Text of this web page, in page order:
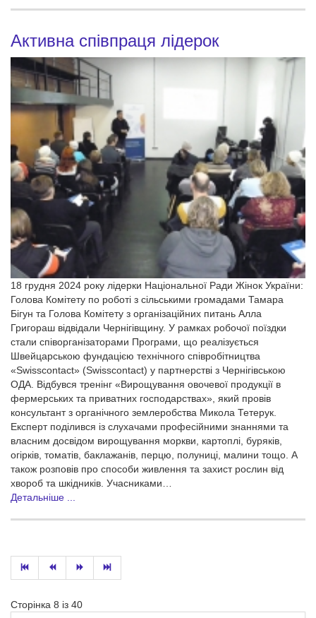
Активна співпраця лідерок
18 грудня 2024 року лідерки Національної Ради Жінок України:
Голова Комітету по роботі з сільськими громадами Тамара
Бігун та Голова Комітету з організаційних питань Алла
Григораш відвідали Чернігівщину. У рамках робочої поїздки
стали співорганізаторами Програми, що реалізується
Швейцарською фундацією технічного співробітництва
«Swisscontact» (Swisscontact) у партнерстві з Чернігівською
ОДА. Відбувся тренінг «Вирощування овочевої продукції в
фермерських та приватних господарствах», який провів
консультант з органічного землеробства Микола Тетерук.
Експерт поділився із слухачами професійними знаннями та
власним досвідом вирощування моркви, картоплі, буряків,
огірків, томатів, баклажанів, перцю, полуниці, малини тощо. А
також розповів про способи живлення та захист рослин від
хвороб та шкідників. Учасниками…
Детальніше ...
Сторінка 8 із 40